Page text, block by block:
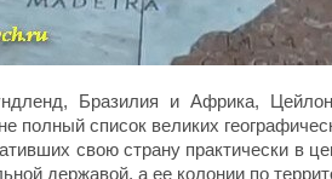
Бразилия и Африка,
полный список великих
свою страну практически в
державой, а ее колонии по